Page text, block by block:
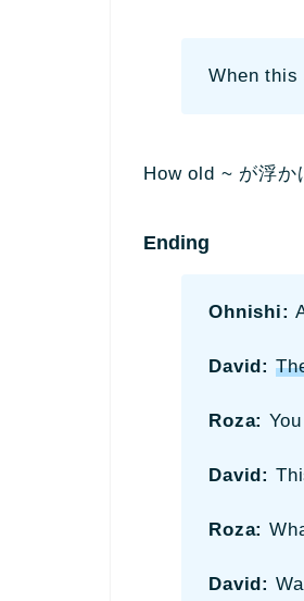
When this
How old ~ が浮か
Ending
Ohnishi:
David:
Roza:
David:
Roza:
David: